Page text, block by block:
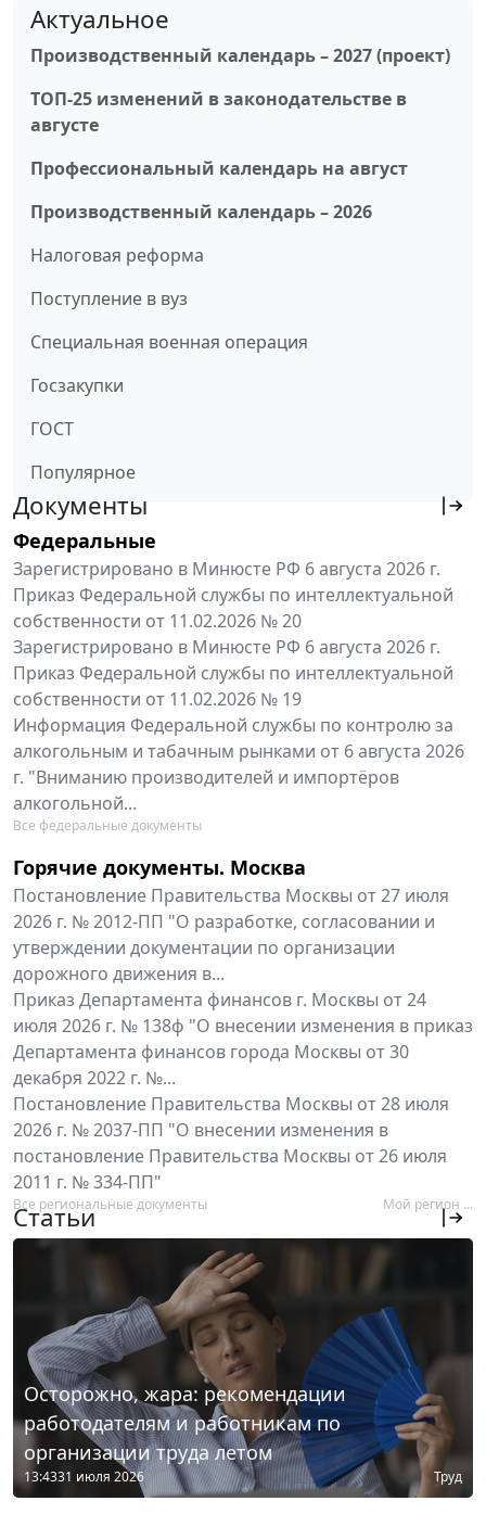
Актуальное
Производственный календарь – 2027 (проект)
ТОП-25 изменений в законодательстве в
августе
Профессиональный календарь на август
Производственный календарь – 2026
Налоговая реформа
Поступление в вуз
Специальная военная операция
Госзакупки
ГОСТ
Популярное
Документы
Федеральные
Зарегистрировано в Минюсте РФ 6 августа 2026 г.
Приказ Федеральной службы по интеллектуальной
собственности от 11.02.2026 № 20
Зарегистрировано в Минюсте РФ 6 августа 2026 г.
Приказ Федеральной службы по интеллектуальной
собственности от 11.02.2026 № 19
Информация Федеральной службы по контролю за
алкогольным и табачным рынками от 6 августа 2026
г. "Вниманию производителей и импортёров
алкогольной...
Все федеральные документы
Горячие документы. Москва
Постановление Правительства Москвы от 27 июля
2026 г. № 2012-ПП "О разработке, согласовании и
утверждении документации по организации
дорожного движения в...
Приказ Департамента финансов г. Москвы от 24
июля 2026 г. № 138ф "О внесении изменения в приказ
Департамента финансов города Москвы от 30
декабря 2022 г. №...
Постановление Правительства Москвы от 28 июля
2026 г. № 2037-ПП "О внесении изменения в
постановление Правительства Москвы от 26 июля
2011 г. № 334-ПП"
Все региональные документы Мой регион ...
Статьи
Осторожно, жара: рекомендации
работодателям и работникам по
организации труда летом
13:4331 июля 2026 Труд